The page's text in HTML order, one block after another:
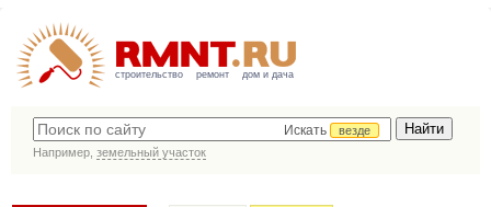
строительство ремонт дом и дача
Искать
везде
Например, земельный участок